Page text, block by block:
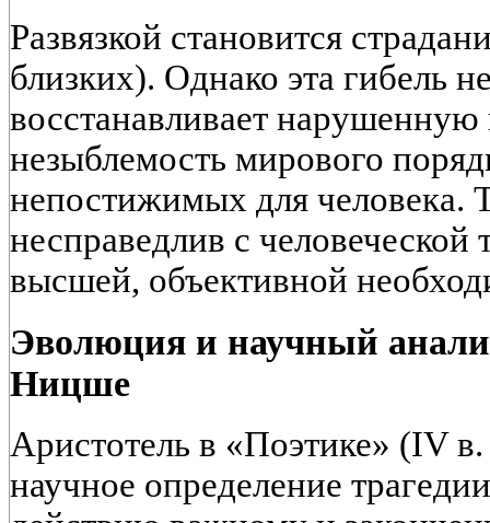
Развязкой становится
близких). Однако эта гибель
восстанавливает
незыблемость мирового
непостижимых для человека.
несправедлив с
высшей, объективной
Эволюция и научный
Ницше
Аристотель в «Поэтике» (IV
научное определение